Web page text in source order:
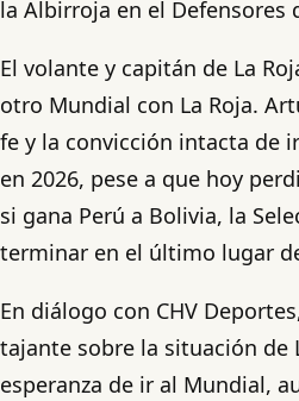
la Albirroja en el Defensores
El volante y capitán de La
otro Mundial con La Roja.
fe y la convicción intacta de
en 2026, pese a que hoy
si gana Perú a Bolivia, la
terminar en el último lugar
En diálogo con CHV
tajante sobre la situación de
esperanza de ir al Mundial,